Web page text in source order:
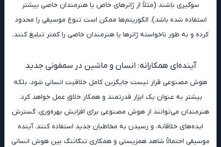
سوگیری باشند (مثلاً از ژانرهای خاص یا هنرمندان خاصی بیشتر
استفاده شده باشد)، الگوریتم‌ها ممکن است تنوع موسیقی را محدود
کرده و به طور ناخواسته ژانرها یا هنرمندان خاصی را کمتر تبلیغ کنند.
آینده‌ای همکارانه: انسان و ماشین در سمفونی جدید
هوش مصنوعی قرار نیست جایگزین کامل خلاقیت انسانی شود، بلکه
بیشتر به عنوان یک ابزار قدرتمند و همکار خلاق عمل خواهد کرد.
هنرمندان می‌توانند از هوش مصنوعی برای افزایش بهره‌وری، گسترش
ایده‌های خلاقانه، و رسیدن به مخاطبان جدید استفاده کنند. آینده
موسیقی احتمالاً شاهد همزیستی و همکاری تنگاتنگ بین هوش انسانی